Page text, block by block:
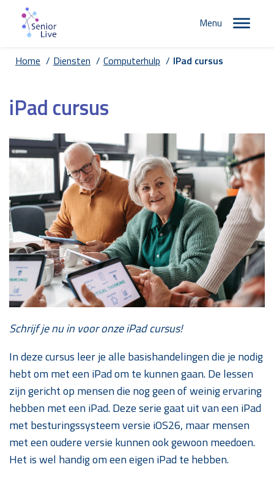
Menu
Home / Diensten / Computerhulp / IPad cursus
iPad cursus
Schrijf je nu in voor onze iPad cursus!
In deze cursus leer je alle basishandelingen die je nodig
hebt om met een iPad om te kunnen gaan. De lessen
zijn gericht op mensen die nog geen of weinig ervaring
hebben met een iPad. Deze serie gaat uit van een iPad
met besturingssysteem versie iOS26, maar mensen
met een oudere versie kunnen ook gewoon meedoen.
Het is wel handig om een eigen iPad te hebben.